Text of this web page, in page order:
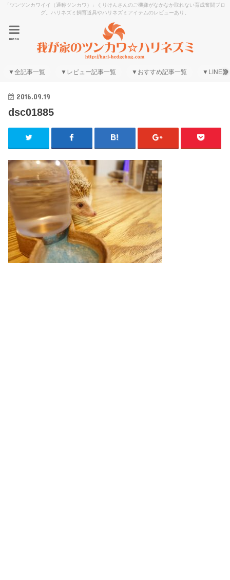
「ツンツンカワイイ（通称ツンカワ）」くりけんさんのご機嫌がなかなか取れない育成奮闘ブロ
グ。ハリネズミ飼育道具やハリネズミアイテムのレビューあり。
menu
▼全記事一覧 ▼レビュー記事一覧 ▼おすすめ記事一覧 ▼LINE@
2016.09.19
dsc01885